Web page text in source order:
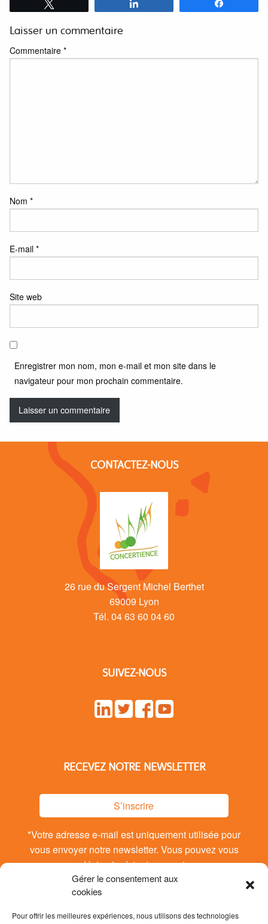
Gérer le consentement aux
cookies
Pour offrir les meilleures expériences, nous utilisons des technologies
Laisser un commentaire
Commentaire *
Nom *
E-mail *
Site web
Enregistrer mon nom, mon e-mail et mon site dans le
navigateur pour mon prochain commentaire.
CONTACTEZ-NOUS
26 rue du Sergent Michel Berthet
69009 Lyon
Tél. 04 63 60 04 60
SUIVEZ-NOUS
RECEVEZ NOTRE NEWSLETTER
S’inscrire
*Votre adresse e-mail est uniquement utilisée pour
vous envoyer notre newsletter. Vous pouvez vous
désinsrire à tout moment.